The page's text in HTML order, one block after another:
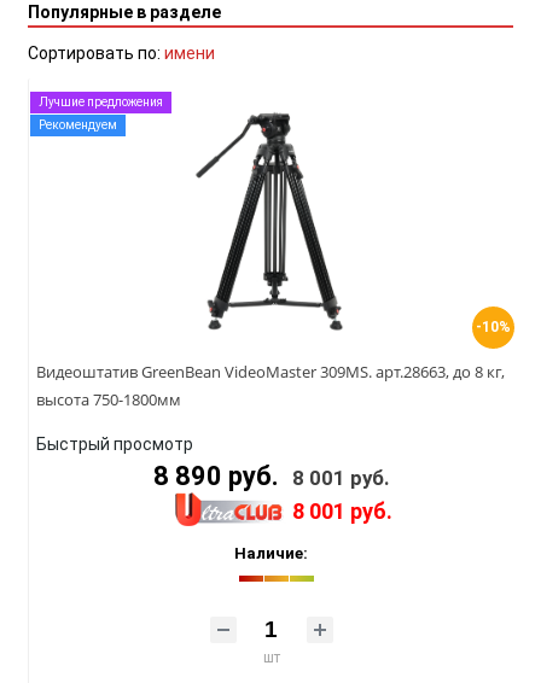
Популярные в разделе
Сортировать по: имени
-10%
Лучшие предложения
Рекомендуем
Видеоштатив GreenBean VideoMaster 309MS. арт.28663, до 8 кг,
высота 750-1800мм
Быстрый просмотр
8 890 руб. 8 001 руб.
8 001 руб.
Наличие:
шт